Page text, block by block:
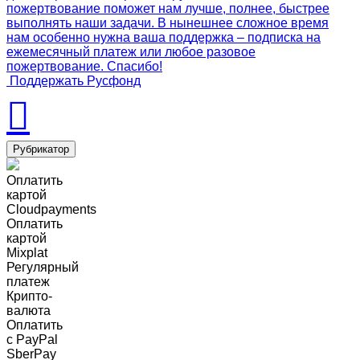
пожертвование поможет нам лучше, полнее, быстрее
выполнять наши задачи. В нынешнее сложное время
нам особенно нужна ваша поддержка – подписка на
ежемесячный платеж или любое разовое
пожертвование. Спасибо!
Поддержать Русфонд
Рубрикатор
Оплатить
картой
Cloudpayments
Оплатить
картой
Mixplat
Регулярный
платеж
Крипто-
валюта
Оплатить
c PayPal
SberPay